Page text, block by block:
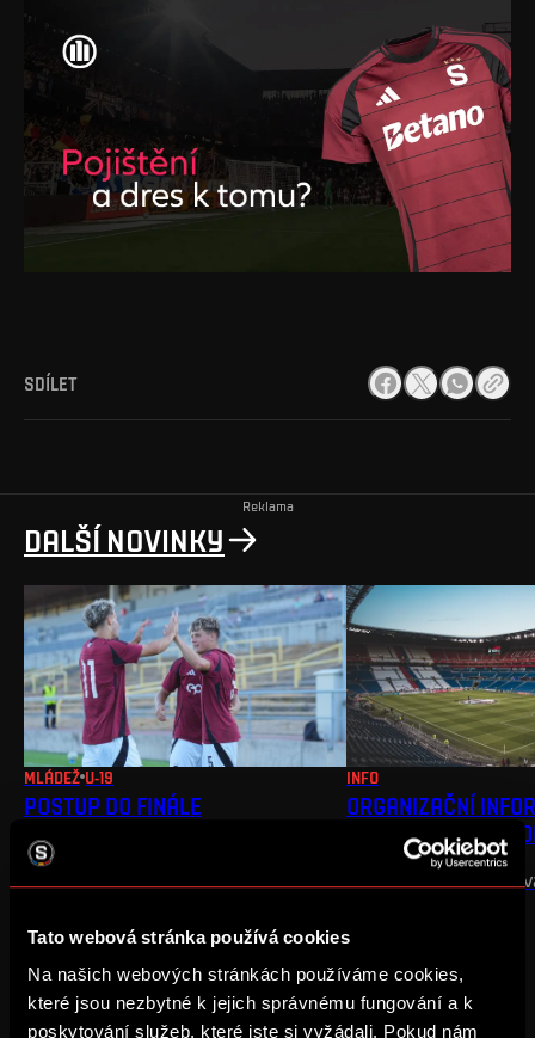
Tato webová stránka používá cookies
Na našich webových stránkách používáme cookies,
které jsou nezbytné k jejich správnému fungování a k
poskytování služeb, které jste si vyžádali. Pokud nám
SDÍLET
Reklama
DALŠÍ NOVINKY
MLÁDEŽ U-19
POSTUP DO FINÁLE
U19 porazila Bragu a zahraje si o
INFO
ORGANIZAČNÍ
VÝJEZĎÁKY DO
Meeting point,